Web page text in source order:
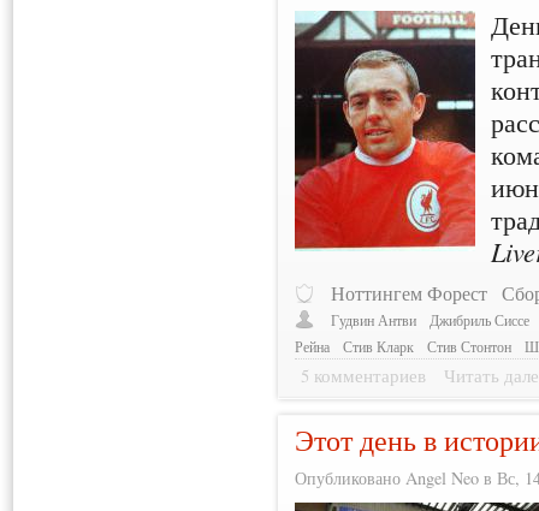
Ноттингем Форест
Гудвин Антви
Джибриль Сиссе
Рейна
Стив Кларк Стив Стонтон
5 комментариев Читать
Этот день в
Опубликовано Angel Neo в Вс,